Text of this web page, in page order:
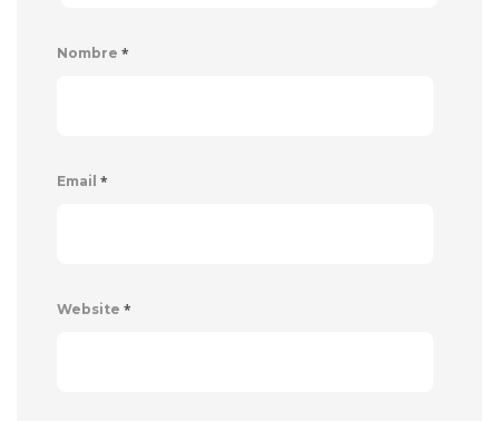
Nombre *
Email *
Website *